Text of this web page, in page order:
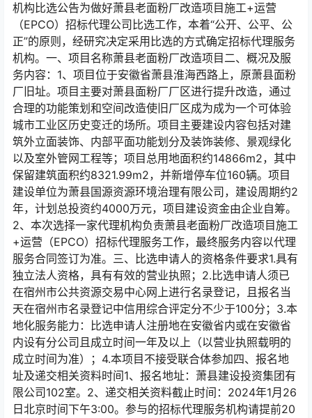
机构比选公告为做好萧县老面粉厂改造项目施工+运营
（EPCO）招标代理公司比选工作，本着“公开、公平、公
正”的原则，经研究决定采用比选的方式确定招标代理服务
机构。一、项目名称萧县老面粉厂改造项目二、概况及服
务内容：1、项目位于安徽省萧县淮海西路上，原萧县面粉
厂旧址。项目主要对萧县面粉厂厂区进行提升改造，通过
合理的功能策划和空间改造使旧厂区成为成为一个可体验
城市工业区历史变迁的场所。项目主要建设内容包括对建
筑外立面装饰、内部平面功能划分及装饰装修、景观绿化
以及室外管网工程等；项目总用地面积约14866m2，其中
保留建筑面积约8321.99m2，并新增停车位160辆。项目
建设单位为萧县国源资源环境治理有限公司，建设周期约2
年，计划总投资约4000万元，项目建设资金由企业自筹。
2、本次选择一家代理机构负责萧县老面粉厂改造项目施工
+运营（EPCO）招标代理服务工作，最终服务内容以代理
服务合同签订为准。三、比选申请人的资格条件要求1.具有
独立法人资格，具有有效的营业执照；2.比选申请人须已
在宿州市公共资源交易中心网上进行名录登记，且报名当
天在宿州市名录登记中信用综合评定分不少于100分；3.本
地化服务能力：比选申请人注册地在安徽省内或在安徽省
内设有分公司且成立时间一年及以上（以营业执照载明的
成立时间为准）；4.本项目不接受联合体参加四、报名地
址及递交相关资料时间1、报名地址：萧县建设投资集团有
限公司102室。2、递交相关资料截止时间：2024年1月26
日北京时间下午3:00。参与的招标代理服务机构请提前20